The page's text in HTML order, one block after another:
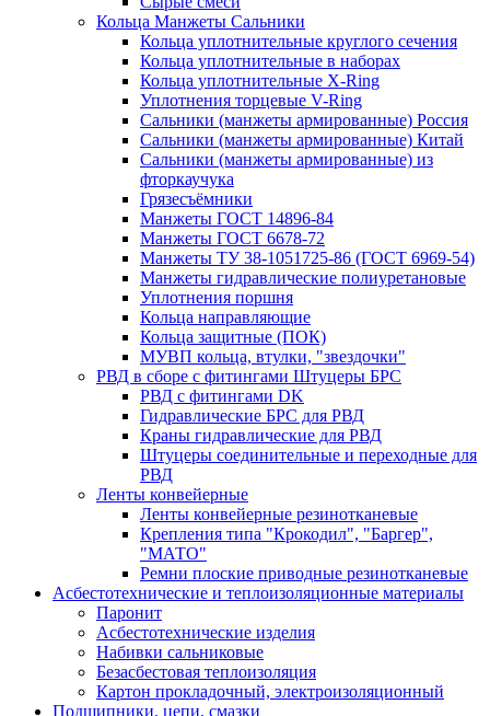
Кольца Манжеты Сальники
Кольца уплотнительные круглого сечения
Кольца уплотнительные в наборах
Кольца уплотнительные Х-Ring
Уплотнения торцевые V-Ring
Сальники (манжеты армированные) Россия
Сальники (манжеты армированные) Китай
Сальники (манжеты армированные) из
фторкаучука
Грязесъёмники
Манжеты ГОСТ 14896-84
Манжеты ГОСТ 6678-72
Манжеты ТУ 38-1051725-86 (ГОСТ 6969-54)
Манжеты гидравлические полиуретановые
Уплотнения поршня
Кольца направляющие
Кольца защитные (ПОК)
МУВП кольца, втулки, "звездочки"
РВД в сборе с фитингами Штуцеры БРС
РВД с фитингами DK
Гидравлические БРС для РВД
Краны гидравлические для РВД
Штуцеры соединительные и переходные для
РВД
Ленты конвейерные
Ленты конвейерные резинотканевые
Крепления типа "Крокодил", "Баргер",
"МАТО"
Ремни плоские приводные резинотканевые
Асбестотехнические и теплоизоляционные материалы
Паронит
Асбестотехнические изделия
Набивки сальниковые
Безасбестовая теплоизоляция
Картон прокладочный, электроизоляционный
Подшипники, цепи, смазки